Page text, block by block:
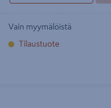
Vain myymälöistä
Tilaustuote